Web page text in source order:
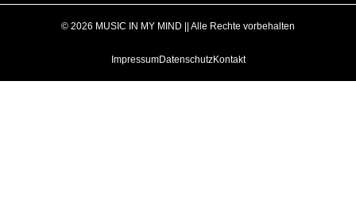
© 2026 MUSIC IN MY MIND || Alle Rechte vorbehalten
ImpressumDatenschutzKontakt